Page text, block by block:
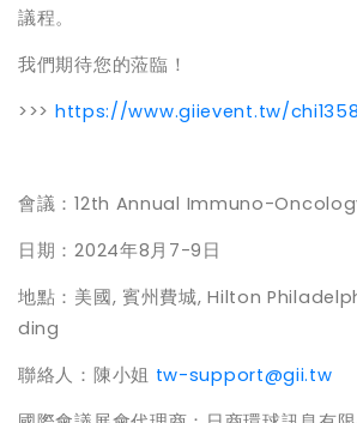
議程。
我們期待您的蒞臨！
>>> https://www.giievent.tw/
會議：12th Annual Immuno-
日期：2024年8月 7-9 日
地點：美國, 賓州費城, Hilton
ding
聯絡人：陳小姐 tw-support@gii.tw